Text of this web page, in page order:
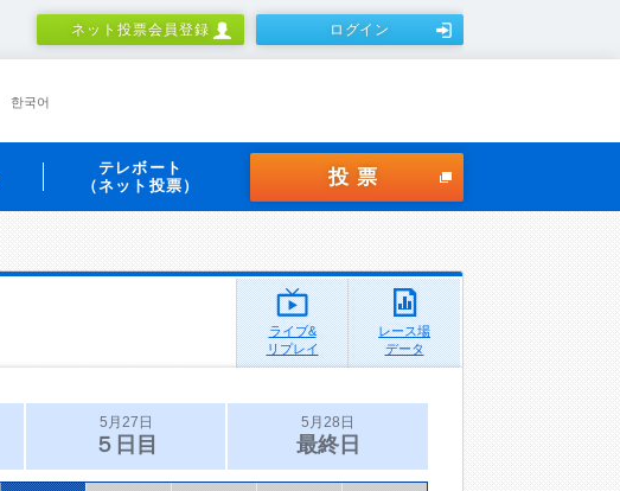
ネット投票会員登録 ログイン
한국어
テレボート
（ネット投票）
投票
ライブ&
リプレイ
レース場
データ
5月27日
５日目
5月28日
最終日